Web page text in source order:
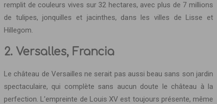
remplit de couleurs vives sur 32 hectares, avec plus de 7 millions
de tulipes, jonquilles et jacinthes, dans les villes de Lisse et
Hillegom.
2. Versalles, Francia
Le château de Versailles ne serait pas aussi beau sans son jardin
spectaculaire, qui complète sans aucun doute le château à la
perfection. L’empreinte de Louis XV est toujours présente, même